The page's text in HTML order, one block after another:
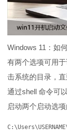
Windows 11：如
有两个选项可用
击系统的目录，
通过shell 命令可
启动两个启动选项